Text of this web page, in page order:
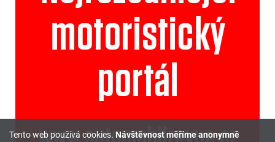
Tento web používá cookies. Návštěvnost měříme anonymně